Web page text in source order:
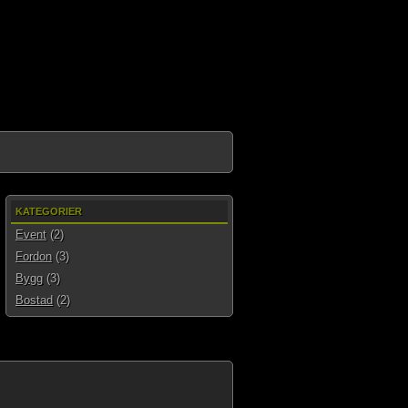
KATEGORIER
Event (2)
Fordon (3)
Bygg (3)
Bostad (2)